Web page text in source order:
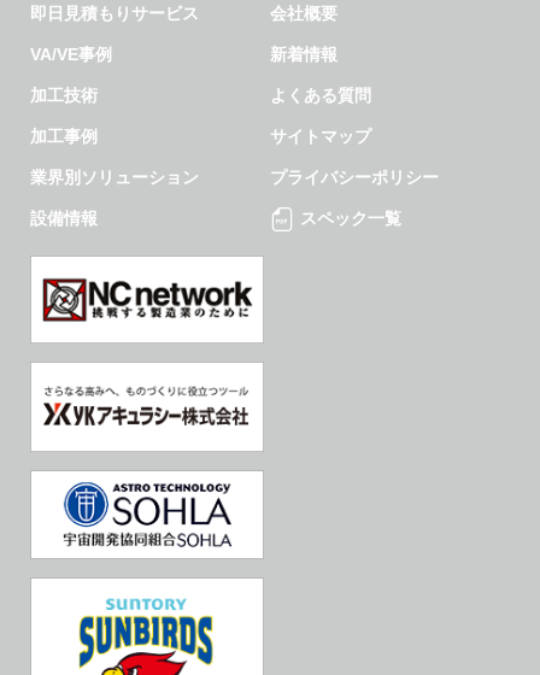
即日見積もりサービス
VA/VE事例
加工技術
加工事例
業界別ソリューション
設備情報
会社概要
新着情報
よくある質問
サイトマップ
プライバシーポリシー
スペック一覧